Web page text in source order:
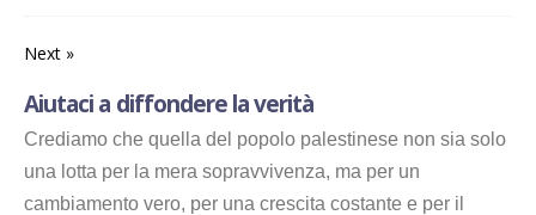
Next »
Aiutaci a diffondere la verità
Crediamo che quella del popolo palestinese non sia solo
una lotta per la mera sopravvivenza, ma per un
cambiamento vero, per una crescita costante e per il